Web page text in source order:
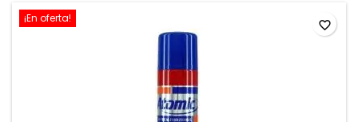
¡En oferta! favorite_border